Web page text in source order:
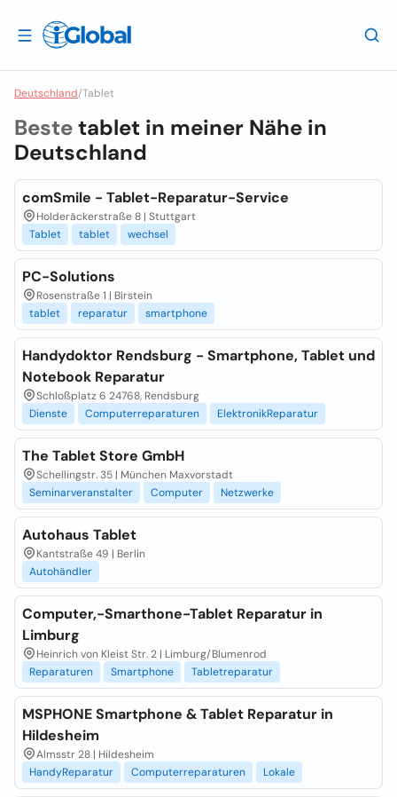
Deutschland/Tablet
Bestetablet in meiner Nähe in
Deutschland
comSmile - Tablet-Reparatur-Service
Holderäckerstraße 8 | Stuttgart
Tablet
tablet wechsel
PC-Solutions
Rosenstraße 1 | Birstein
tablet
reparatur smartphone
Handydoktor Rendsburg - Smartphone, Tablet und
Notebook Reparatur
Schloßplatz 6 24768, Rendsburg
Dienste
Computerreparaturen ElektronikReparatur
The Tablet Store GmbH
Schellingstr. 35 | München Maxvorstadt
Seminarveranstalter
Computer Netzwerke
Autohaus Tablet
Kantstraße 49 | Berlin
Autohändler
Computer,-Smarthone-Tablet Reparatur in
Limburg
Heinrich von Kleist Str. 2 | Limburg/Blumenrod
Reparaturen
Smartphone Tabletreparatur
MSPHONE Smartphone & Tablet Reparatur in
Hildesheim
Almsstr 28 | Hildesheim
HandyReparatur
Computerreparaturen Lokale